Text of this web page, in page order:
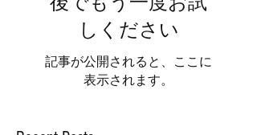
しください
記事が公開されると、ここに
表示されます。